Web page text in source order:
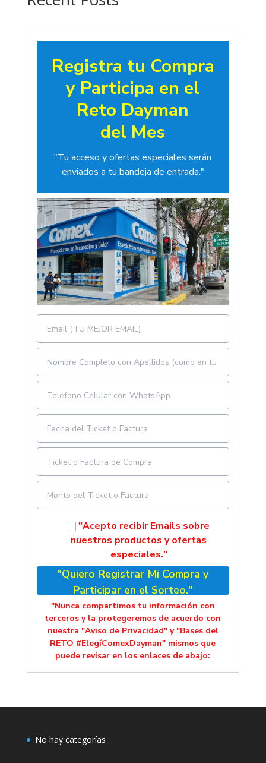
Registra tu Compra
y Participa en el
Reto Dayman
del Mes
"Tu acceso y ofertas especiales serán
enviados a tu bandeja de entrada."
"Acepto recibir Emails sobre
nuestros productos y ofertas
especiales."
"Quiero Registrar Mi Compra y
Participar en el Sorteo."
"Nunca compartimos tu información con
terceros y la protegeremos de acuerdo con
nuestra "Aviso de Privacidad" y "Bases del
RETO #ElegíComexDayman" mismos que
puede revisar en los enlaces de abajo:
No hay categorías